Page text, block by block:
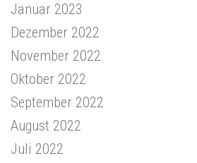
Januar 2023
Dezember 2022
November 2022
Oktober 2022
September 2022
August 2022
Juli 2022